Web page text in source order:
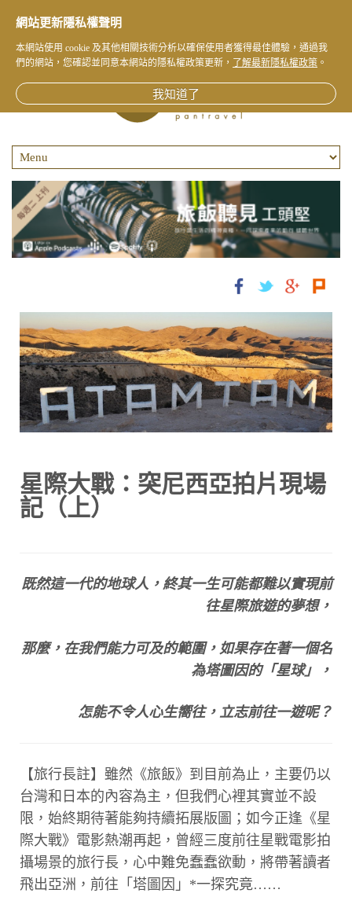
星際大戰：突尼西亞拍片現場
記（上）
既然這一代的地球人，終其一生可能都難以實現前
往星際旅遊的夢想，
那麼，在我們能力可及的範圍，如果存在著一個名
為塔圖因的「星球」，
怎能不令人心生嚮往，立志前往一遊呢？
【旅行長註】雖然《旅飯》到目前為止，主要仍以
台灣和日本的內容為主，但我們心裡其實並不設
限，始終期待著能夠持續拓展版圖；如今正逢《星
際大戰》電影熱潮再起，曾經三度前往星戰電影拍
攝場景的旅行長，心中難免蠢蠢欲動，將帶著讀者
飛出亞洲，前往「塔圖因」*一探究竟……
網站更新隱私權聲明
本網站使用 cookie 及其他相關技術分析以確保使用者獲得最佳體驗，通過我
們的網站，您確認並同意本網站的隱私權政策更新，
了解最新隱私權政策 。
我知道了